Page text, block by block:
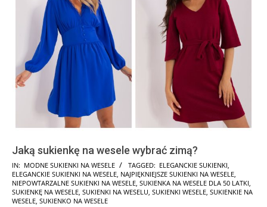
Jaką sukienkę na wesele wybrać zimą?
2026-
04-
12
IN: MODNE SUKIENKI NA WESELE TAGGED: ELEGANCKIE SUKIENKI,
ELEGANCKIE SUKIENKI NA WESELE, NAJPIĘKNIEJSZE SUKIENKI NA WESELE,
NIEPOWTARZALNE SUKIENKI NA WESELE, SUKIENKA NA WESELE DLA 50 LATKI,
SUKIENKĘ NA WESELE, SUKIENKI NA WESELU, SUKIENKI WESELE, SUKIENKIE NA
WESELE, SUKIENKO NA WESELE